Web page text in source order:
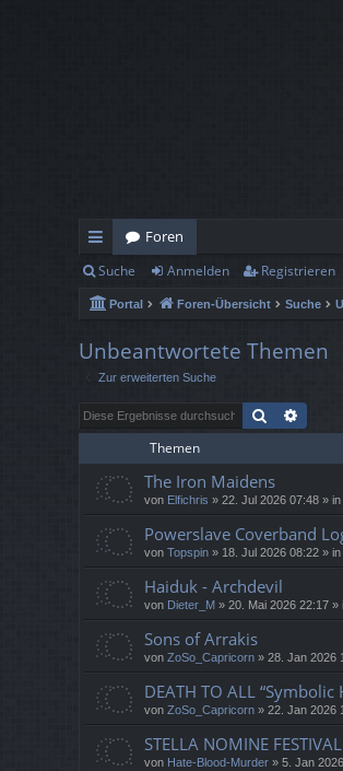
ch
ne
llz
ug
rif
Foren
Suche Anmelden Registrieren
Portal Foren-Übersicht Suche
Unbeantwortete Themen
Zur erweiterten Suche
Suche
Themen
The Iron Maidens
von Elfichris » 22. Jul 2026 07:48 » in
Powerslave Coverband
von Topspin » 18. Jul 2026 08:22 » in
Haiduk - Archdevil
von Dieter_M » 20. Mai 2026 22:17 »
Sons of Arrakis
von ZoSo_Capricorn » 28. Jan 2026
DEATH TO ALL
von ZoSo_Capricorn » 22. Jan 2026
STELLA NOMINE
von Hate-Blood-Murder » 5. Jan